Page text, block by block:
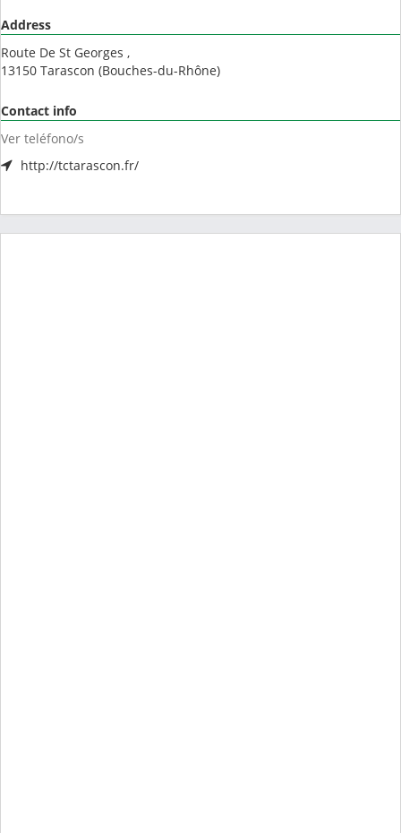
Address
Route De St Georges ,
13150 Tarascon (Bouches-du-Rhône)
Contact info
Ver teléfono/s
http://tctarascon.fr/